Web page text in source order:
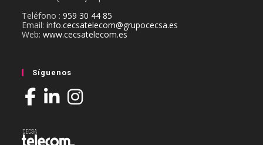
Teléfono :959 30 44 85
Email:info.cecsatelecom@grupocecsa.es
Web:www.cecsatelecom.es
Síguenos